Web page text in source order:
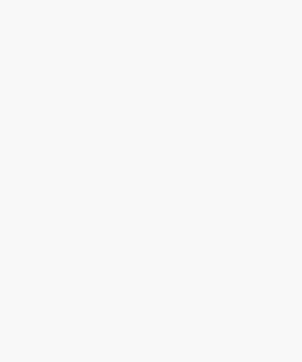
Empfehlung: Sich vertraut
der jungen Generation,
Infos: